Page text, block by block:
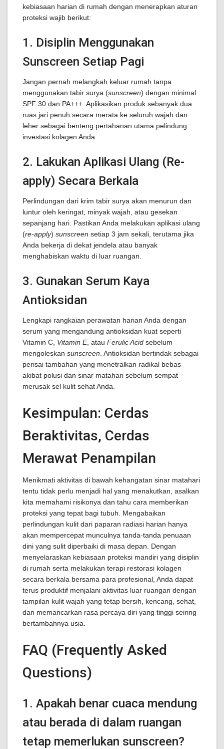
kebiasaan harian di rumah dengan menerapkan aturan
proteksi wajib berikut:
1. Disiplin Menggunakan
Sunscreen Setiap Pagi
Jangan pernah melangkah keluar rumah tanpa
menggunakan tabir surya (sunscreen) dengan minimal
SPF 30 dan PA+++. Aplikasikan produk sebanyak dua
ruas jari penuh secara merata ke seluruh wajah dan
leher sebagai benteng pertahanan utama pelindung
investasi kolagen Anda.
2. Lakukan Aplikasi Ulang (Re-
apply) Secara Berkala
Perlindungan dari krim tabir surya akan menurun dan
luntur oleh keringat, minyak wajah, atau gesekan
sepanjang hari. Pastikan Anda melakukan aplikasi ulang
(re-apply) sunscreen setiap 3 jam sekali, terutama jika
Anda bekerja di dekat jendela atau banyak
menghabiskan waktu di luar ruangan.
3. Gunakan Serum Kaya
Antioksidan
Lengkapi rangkaian perawatan harian Anda dengan
serum yang mengandung antioksidan kuat seperti
Vitamin C, Vitamin E, atau Ferulic Acid sebelum
mengoleskan sunscreen . Antioksidan bertindak sebagai
perisai tambahan yang menetralkan radikal bebas
akibat polusi dan sinar matahari sebelum sempat
merusak sel kulit sehat Anda.
Kesimpulan: Cerdas
Beraktivitas, Cerdas
Merawat Penampilan
Menikmati aktivitas di bawah kehangatan sinar matahari
tentu tidak perlu menjadi hal yang menakutkan, asalkan
kita memahami risikonya dan tahu cara memberikan
proteksi yang tepat bagi tubuh. Mengabaikan
perlindungan kulit dari paparan radiasi harian hanya
akan mempercepat munculnya tanda-tanda penuaan
dini yang sulit diperbaiki di masa depan. Dengan
menyelaraskan kebiasaan proteksi mandiri yang disiplin
di rumah serta melakukan terapi restorasi kolagen
secara berkala bersama para profesional, Anda dapat
terus produktif menjalani aktivitas luar ruangan dengan
tampilan kulit wajah yang tetap bersih, kencang, sehat,
dan memancarkan rasa percaya diri yang tinggi seiring
bertambahnya usia.
FAQ (Frequently Asked
Questions)
1. Apakah benar cuaca mendung
atau berada di dalam ruangan
tetap memerlukan sunscreen?